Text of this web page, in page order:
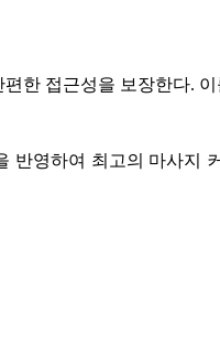
한 접근성을 보장한다.
영하여 최고의 마사지